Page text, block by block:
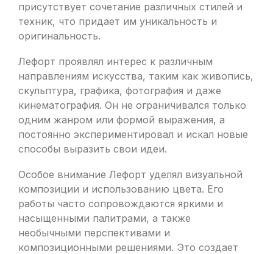
присутствует сочетание различных стилей и
техник, что придает им уникальность и
оригинальность.
Лефорт проявлял интерес к различным
направлениям искусства, таким как живопись,
скульптура, графика, фотография и даже
кинематография. Он не ограничивался только
одним жанром или формой выражения, а
постоянно экспериментировал и искал новые
способы выразить свои идеи.
Особое внимание Лефорт уделял визуальной
композиции и использованию цвета. Его
работы часто сопровождаются яркими и
насыщенными палитрами, а также
необычными перспективами и
композиционными решениями. Это создает